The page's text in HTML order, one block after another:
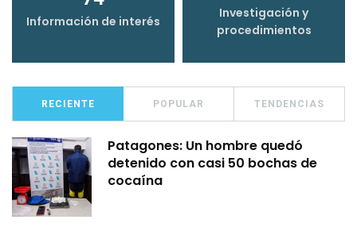
Información de interés
Investigación y
procedimientos
RECIENTE POPULAR TENDENCIAS
Patagones: Un hombre quedó
detenido con casi 50 bochas de
cocaína